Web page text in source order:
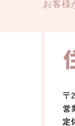
お客様
〒
営
定